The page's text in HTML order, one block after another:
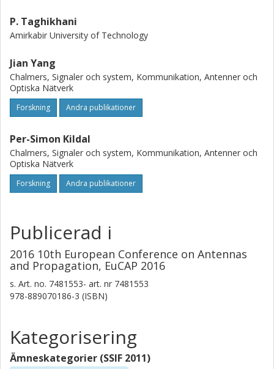
P. Taghikhani
Amirkabir University of Technology
Jian Yang
Chalmers, Signaler och system, Kommunikation, Antenner och
Optiska Nätverk
Forskning Andra publikationer
Per-Simon Kildal
Chalmers, Signaler och system, Kommunikation, Antenner och
Optiska Nätverk
Forskning Andra publikationer
Publicerad i
2016 10th European Conference on Antennas
and Propagation, EuCAP 2016
s. Art. no. 7481553- art. nr 7481553
978-889070186-3 (ISBN)
Kategorisering
Ämneskategorier (SSIF 2011)